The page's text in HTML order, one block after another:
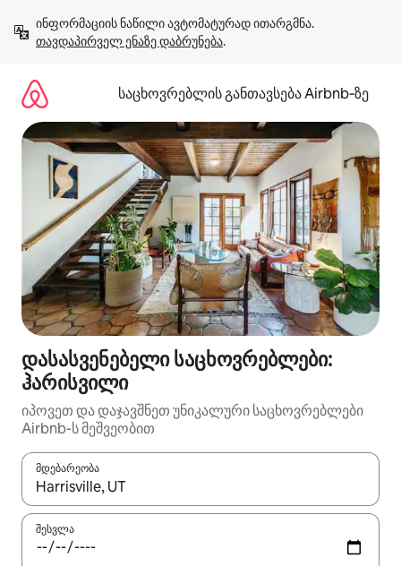
გადასვლა
თავდაპირველ ენაზე დაბრუნება.
საცხოვრებლის განთავსება Airbnb‑ზე
დასასვენებელი საცხოვრებლები:
ჰარისვილი
იპოვეთ და დაჯავშნეთ უნიკალური საცხოვრებლები
Airbnb-ს მეშვეობით
მდებარეობა
როცა შედეგები ხელმისაწვდომი გახდება, ნავიგაციისთვის
შესვლა